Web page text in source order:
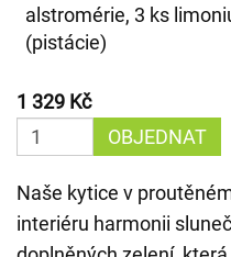
alstromérie, 3 ks
(pistácie)
1 329 Kč
OBJEDNAT
Naše kytice v
interiéru harmonii